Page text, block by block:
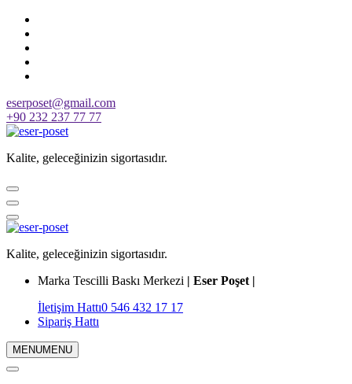
Skip
content
eserposet@gmail.com
+90 232 237 77 77
Kalite, geleceğinizin sigortasıdır.
Kalite, geleceğinizin sigortasıdır.
Marka Tescilli Baskı Merkezi | Eser Poşet |
İletişim Hattı0 546 432 17 17
Sipariş Hattı
MENUMENU